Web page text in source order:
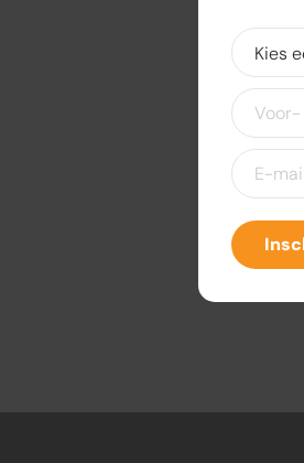
Kies
een
Voor-
en
E-